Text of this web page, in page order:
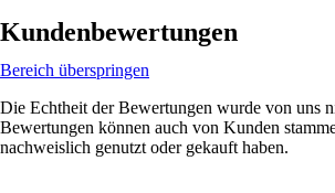
Kundenbewertungen
Bereich überspringen
Die Echtheit der Bewertungen wurde von uns
Bewertungen können auch von Kunden
nachweislich genutzt oder gekauft haben.